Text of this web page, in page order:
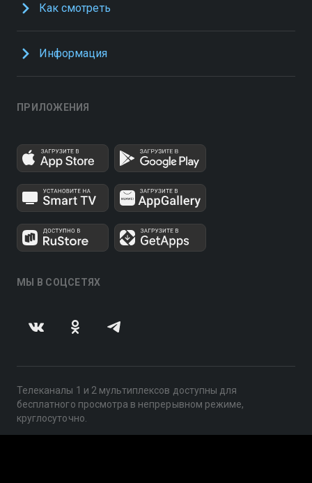
Как смотреть
Информация
ПРИЛОЖЕНИЯ
МЫ В СОЦСЕТЯХ
Телеканалы 1 и 2 мультиплексов доступны для
бесплатного просмотра в непрерывном режиме,
круглосуточно.